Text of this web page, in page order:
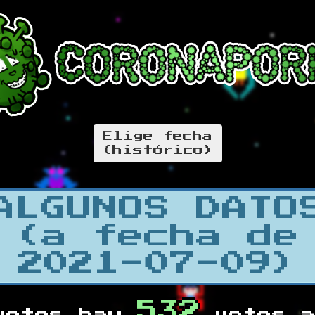
Elige fecha
(histórico)
(a fecha de
2021-07-09)